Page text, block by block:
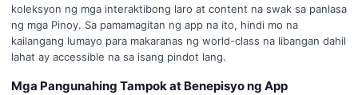
koleksyon ng mga interaktibong laro at content na swak sa panlasa
ng mga Pinoy. Sa pamamagitan ng app na ito, hindi mo na
kailangang lumayo para makaranas ng world-class na libangan dahil
lahat ay accessible na sa isang pindot lang.
Mga Pangunahing Tampok at Benepisyo ng App